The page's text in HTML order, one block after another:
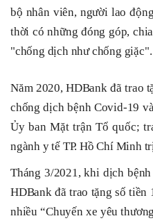
bộ nhân viên, người lao
thời có những đóng góp,
"chống dịch như chống giặc".
Năm 2020, HDBank đã trao
chống dịch bệnh Covid-19
Ủy ban Mặt trận Tổ quốc;
ngành y tế TP. Hồ Chí Minh
Tháng 3/2021, khi dịch
HDBank đã trao tặng số
nhiều “Chuyến xe yêu